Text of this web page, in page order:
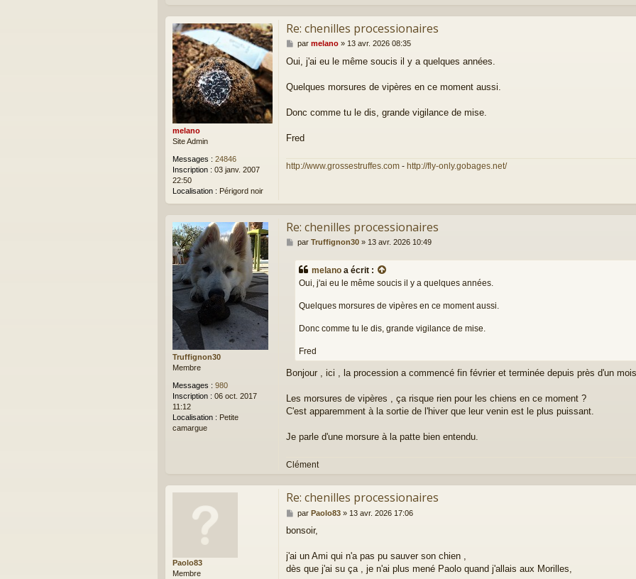
melano
Site Admin
Messages : 24846
Inscription : 03 janv. 2007
22:50
Localisation : Périgord noir
Re: chenilles processionaires
M
s
a
par melano» 13 avr. 2026 08:35
Oui, j'ai eu le même soucis il y a quelques années.
Quelques morsures de vipères en ce moment aussi.
Donc comme tu le dis, grande vigilance de mise.
Fred
http://www.grossestruffes.com - http://fly-only.gobages.net/
Truffignon30
Membre
Messages : 980
Inscription : 06 oct. 2017
11:12
Localisation : Petite
camargue
Re: chenilles processionaires
M
s
par Truffignon30» 13 avr. 2026 10:49
melano a écrit :
Oui, j'ai eu le même soucis il y a quelques années.
Quelques morsures de vipères en ce moment aussi.
Donc comme tu le dis, grande vigilance de mise.
Fred
Bonjour , ici , la procession a commencé fin février et terminée depuis près d'un mois.
Les morsures de vipères , ça risque rien pour les chiens en ce moment ?
C'est apparemment à la sortie de l'hiver que leur venin est le plus puissant.
Je parle d'une morsure à la patte bien entendu.
Clément
Paolo83
Membre
Re: chenilles processionaires
M
s
a
g
par Paolo83» 13 avr. 2026 17:06
bonsoir,
j'ai un Ami qui n'a pas pu sauver son chien ,
dès que j'ai su ça , je n'ai plus mené Paolo quand j'allais aux Morilles,